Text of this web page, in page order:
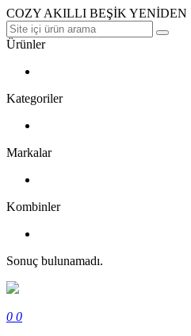
COZY AKILLI BEŞİK YENİDEN
Ürünler
Kategoriler
Markalar
Kombinler
Sonuç bulunamadı.
0 0